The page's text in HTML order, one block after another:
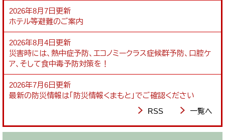
2026年8月7日更新
ホテル等避難のご案内
2026年8月4日更新
災害時には、熱中症予防、エコノミークラス症候群予防、口腔ケ
ア、そして食中毒予防対策を！
2026年7月6日更新
最新の防災情報は「防災情報くまもと」でご確認ください
RSS
一覧へ